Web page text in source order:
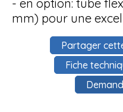
- en option: tube
mm) pour une
Partager
Fiche